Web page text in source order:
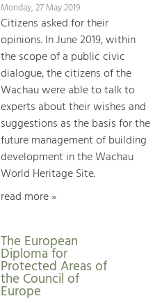
Monday, 27 May 2019
Citizens asked for their
opinions. In June 2019, within
the scope of a public civic
dialogue, the citizens of the
Wachau were able to talk to
experts about their wishes and
suggestions as the basis for the
future management of building
development in the Wachau
World Heritage Site.
read more »
The European
Diploma for
Protected Areas of
the Council of
Europe